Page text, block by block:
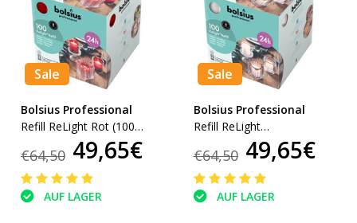
Sale
Bolsius Professional
Refill ReLight Rot (100
€64,50 49,65€
AUF LAGER
Sale
Bolsius Professional
Refill ReLight
Transparent (100 stück)
€64,50 49,65€
AUF LAGER